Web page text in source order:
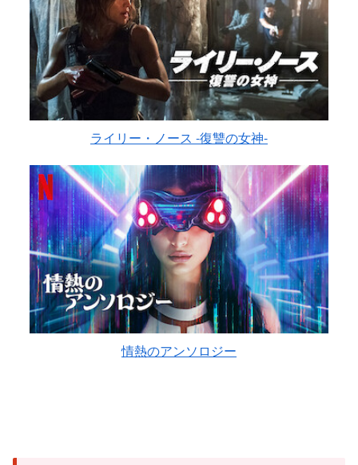
ライリー・ノース -復讐の女神-
情熱のアンソロジー